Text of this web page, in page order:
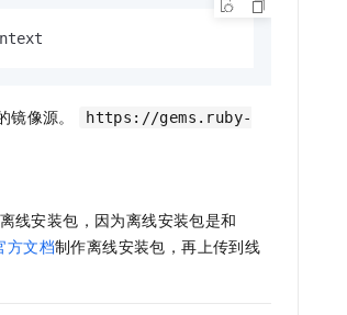
镜像源。
https://gems.ruby-
线安装包，因为离线安装包是和
方文档制作离线安装包，再上传到线